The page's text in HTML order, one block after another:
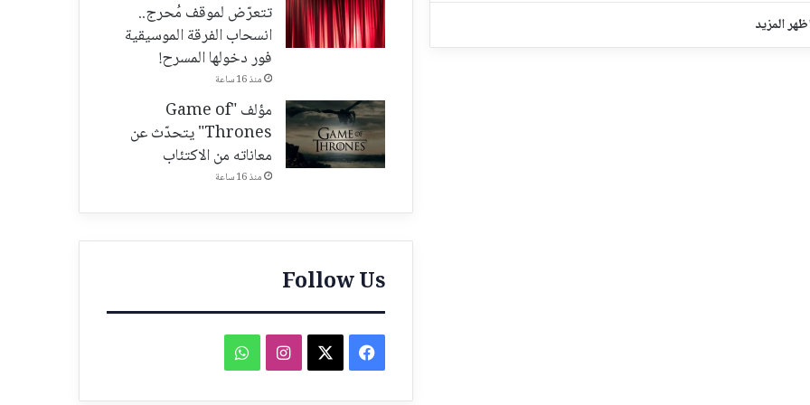
المزيد
تتعرّض لموقف مُحرج..
انسحاب الفرقة الموسيقية
فور دخولها المسرح!
منذ 16 ساعة
مؤلف "Game of
Thrones" يتحدّث عن
معاناته من الاكتئاب
منذ 16 ساعة
Follow Us
فيسبوك انستقرامواتساب